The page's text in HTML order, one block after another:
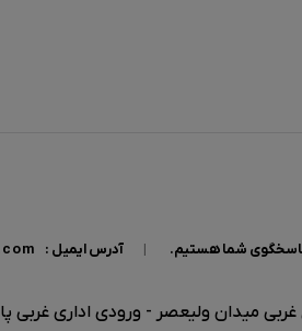
| آدرس ایمیل :
میدان ولیعصر - ورودی اداری غربی